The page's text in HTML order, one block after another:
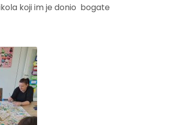
koji im je donio bogate